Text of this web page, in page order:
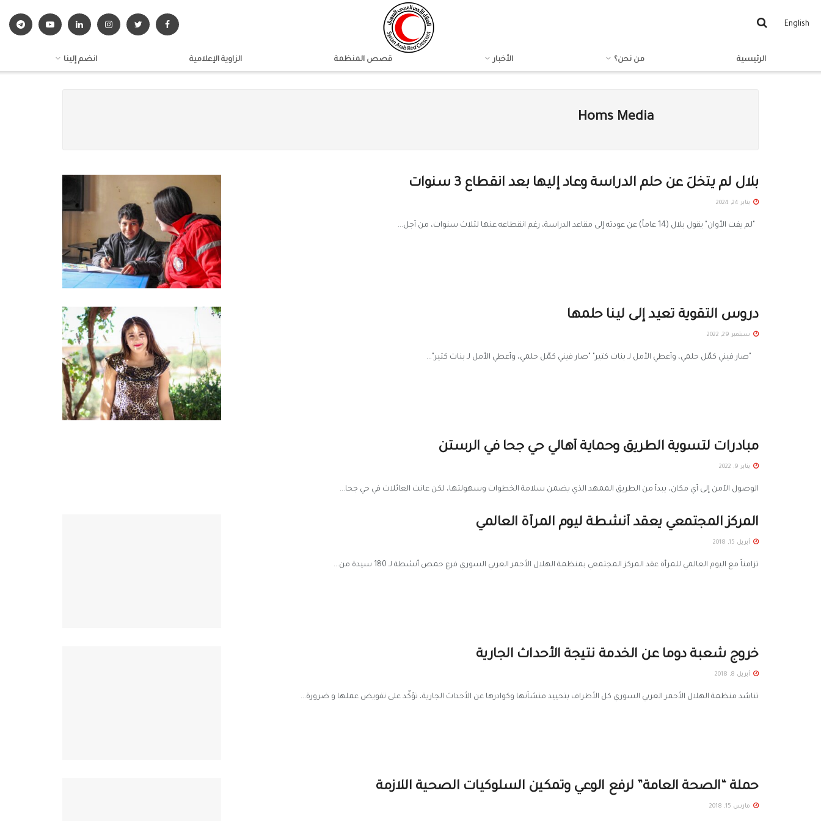
English
الرئيسية من نحن؟ الأخبار قصص المنظمة الزاوية الإعلامية انضم إلينا
Homs Media
بلال لم يتخلَ عن حلم الدراسة وعاد إليها بعد انقطاع 3 سنوات
يناير 24, 2024
"لم يفت الأوان" يقول بلال (14 عاماً) عن عودته إلى مقاعد الدراسة، رغم انقطاعه عنها لثلاث سنوات، من أجل...
دروس التقوية تعيد إلى لينا حلمها
سبتمبر 29, 2022
"صار فيني كمّل حلمي، وأعطي الأمل لـ بنات كتير" "صار فيني كمّل حلمي، وأعطي الأمل لـ بنات كتير"...
مبادرات لتسوية الطريق وحماية أهالي حي جحا في الرستن
يناير 9, 2022
الوصول الآمن إلى أي مكان، يبدأ من الطريق الممهد الذي يضمن سلامة الخطوات وسهولتها، لكن عانت العائلات في حي جحا...
المركز المجتمعي يعقد أنشطة ليوم المرأة العالمي
أبريل 15, 2018
تزامناً مع اليوم العالمي للمرأة عقد المركز المجتمعي بمنظمة الهلال الأحمر العربي السوري فرع حمص أنشطة لـ 180 سيدة من...
خروج شعبة دوما عن الخدمة نتيجة الأحداث الجارية
أبريل 8, 2018
تناشد منظمة الهلال الأحمر العربي السوري كل الأطراف بتحييد منشآتها وكوادرها عن الأحداث الجارية، تؤكّد على تفويض عملها و ضرورة...
حملة “الصحة العامة” لرفع الوعي وتمكين السلوكيات الصحية اللازمة
مارس 15, 2018